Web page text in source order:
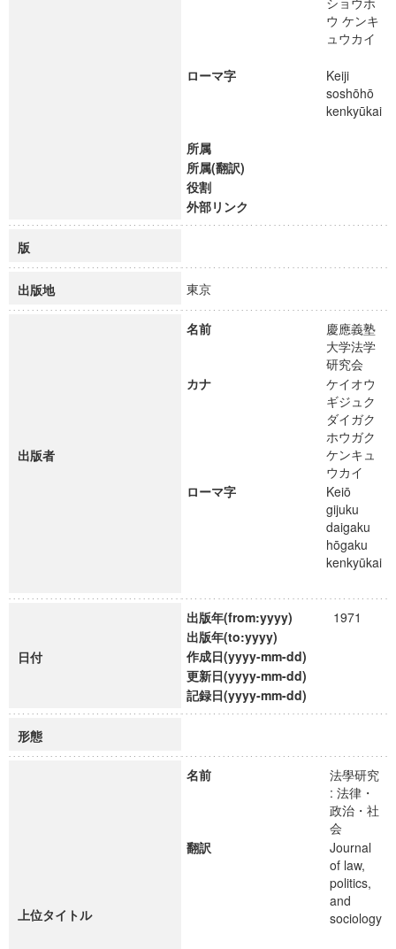
ウ ケンキ
ュウカイ
ローマ字
Keiji
soshōhō
kenkyūkai
所属
所属(翻訳)
役割
外部リンク
版
出版地 東京
出版者
名前
慶應義塾
大学法学
研究会
カナ
ケイオウ
ギジュク
ダイガク
ホウガク
ケンキュ
ウカイ
ローマ字
Keiō
gijuku
daigaku
hōgaku
kenkyūkai
日付
出版年(from:yyyy)
1971
出版年(to:yyyy)
作成日(yyyy-mm-dd)
更新日(yyyy-mm-dd)
記録日(yyyy-mm-dd)
形態
上位タイトル
名前
法學研究
: 法律・
政治・社
会
翻訳
Journal
of law,
politics,
and
sociology